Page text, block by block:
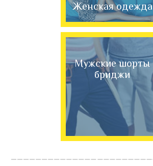
Женская одежда
Мужские шорты
бриджи